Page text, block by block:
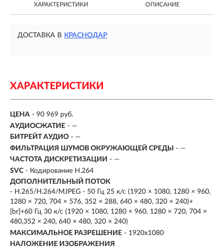
ХАРАКТЕРИСТИКИ ОПИСАНИЕ
ДОСТАВКА В КРАСНОДАР
ХАРАКТЕРИСТИКИ
ЦЕНА - 90 969 руб.
АУДИОСЖАТИЕ - —
БИТРЕЙТ АУДИО - —
ФИЛЬТРАЦИЯ ШУМОВ ОКРУЖАЮЩЕЙ СРЕДЫ
- —
ЧАСТОТА ДИСКРЕТИЗАЦИИ - —
SVC - Кодирование H.264
ДОПОЛНИТЕЛЬНЫЙ ПОТОК
- H.265/H.264/MJPEG - 50 Гц 25 к/с (1920 × 1080, 1280 × 960,
1280 × 720, 704 × 576, 352 × 288, 640 × 480, 320 × 240)+
[br]+60 Гц 30 к/с (1920 × 1080, 1280 × 960, 1280 × 720, 704 ×
480,352 × 240, 640 × 480, 320 × 240)
МАКСИМАЛЬНОЕ РАЗРЕШЕНИЕ - 1920х1080
НАЛОЖЕНИЕ ИЗОБРАЖЕНИЯ